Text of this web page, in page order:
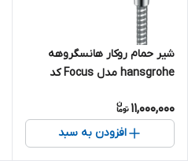
شیر حمام روکار هانسگروهه
hansgrohe مدل Focus کد
11,000,000
افزودن به سبد